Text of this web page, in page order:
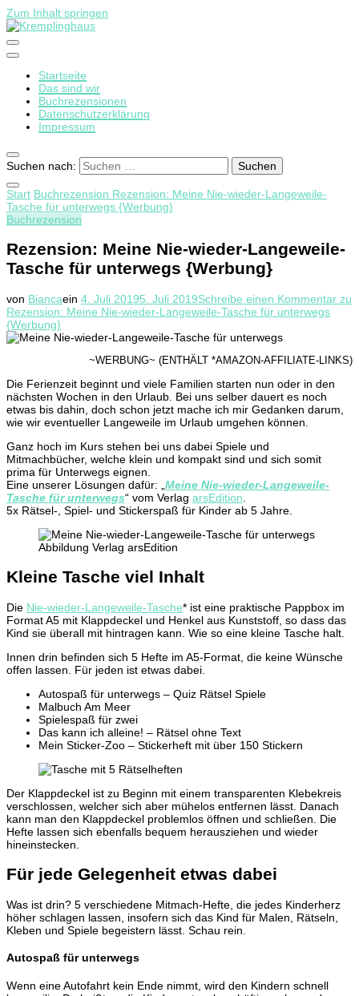
Zum Inhalt springen
Kremplinghaus
Startseite
Das sind wir
Buchrezensionen
Datenschutzerklärung
Impressum
Suchen nach:
Start Buchrezension Rezension: Meine Nie-wieder-Langeweile-
Tasche für unterwegs {Werbung}
Buchrezension
Rezension: Meine Nie-wieder-Langeweile-
Tasche für unterwegs {Werbung}
von Biancaein 4. Juli 20195. Juli 2019Schreibe einen Kommentar zu
Rezension: Meine Nie-wieder-Langeweile-Tasche für unterwegs
{Werbung}
~WERBUNG~ (ENTHÄLT *AMAZON-AFFILIATE-LINKS)
Die Ferienzeit beginnt und viele Familien starten nun oder in den
nächsten Wochen in den Urlaub. Bei uns selber dauert es noch
etwas bis dahin, doch schon jetzt mache ich mir Gedanken darum,
wie wir eventueller Langeweile im Urlaub umgehen können.
Ganz hoch im Kurs stehen bei uns dabei Spiele und
Mitmachbücher, welche klein und kompakt sind und sich somit
prima für Unterwegs eignen.
Eine unserer Lösungen dafür: „ Meine Nie-wieder-Langeweile-
Tasche für unterwegs“ vom Verlag arsEdition
5x Rätsel-, Spiel- und Stickerspaß für Kinder ab 5 Jahre.
Abbildung Verlag arsEdition
Kleine Tasche viel Inhalt
Die Nie-wieder-Langeweile-Tasche* ist eine praktische Pappbox im
Format A5 mit Klappdeckel und Henkel aus Kunststoff, so dass das
Kind sie überall mit hintragen kann. Wie so eine kleine Tasche halt.
Innen drin befinden sich 5 Hefte im A5-Format, die keine Wünsche
offen lassen. Für jeden ist etwas dabei.
Autospaß für unterwegs – Quiz Rätsel Spiele
Malbuch Am Meer
Spielespaß für zwei
Das kann ich alleine! – Rätsel ohne Text
Mein Sticker-Zoo – Stickerheft mit über 150 Stickern
Der Klappdeckel ist zu Beginn mit einem transparenten Klebekreis
verschlossen, welcher sich aber mühelos entfernen lässt. Danach
kann man den Klappdeckel problemlos öffnen und schließen. Die
Hefte lassen sich ebenfalls bequem herausziehen und wieder
hineinstecken.
Für jede Gelegenheit etwas dabei
Was ist drin? 5 verschiedene Mitmach-Hefte, die jedes Kinderherz
höher schlagen lassen, insofern sich das Kind für Malen, Rätseln,
Kleben und Spiele begeistern lässt. Schau rein.
Autospaß für unterwegs
Wenn eine Autofahrt kein Ende nimmt, wird den Kindern schnell